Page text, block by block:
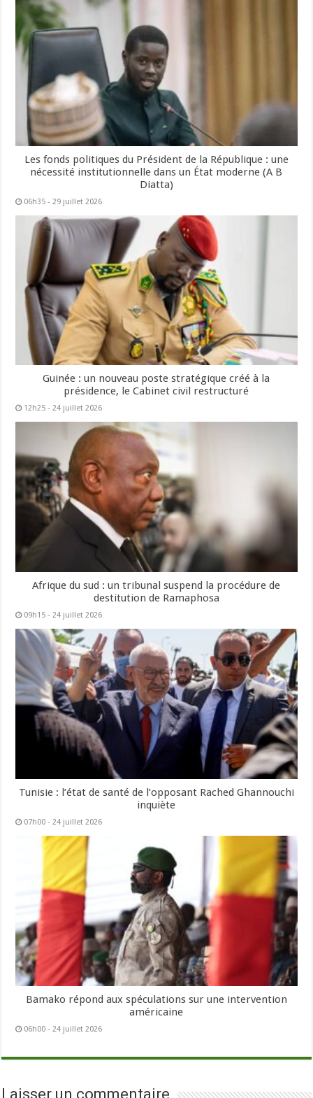
Les fonds politiques du Président de la République : une
nécessité institutionnelle dans un État moderne (A B
Diatta)
06h35 - 29 juillet 2026
Guinée : un nouveau poste stratégique créé à la
présidence, le Cabinet civil restructuré
12h25 - 24 juillet 2026
Afrique du sud : un tribunal suspend la procédure de
destitution de Ramaphosa
09h15 - 24 juillet 2026
Tunisie : l’état de santé de l’opposant Rached Ghannouchi
inquiète
07h00 - 24 juillet 2026
Bamako répond aux spéculations sur une intervention
américaine
06h00 - 24 juillet 2026
Laisser un commentaire